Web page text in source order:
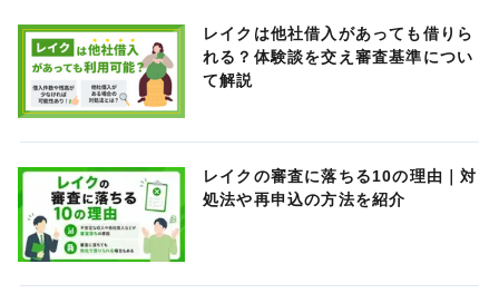
レイクは他社借入があっても借りら
れる？体験談を交え審査基準につい
て解説
レイクの審査に落ちる10の理由｜対
処法や再申込の方法を紹介